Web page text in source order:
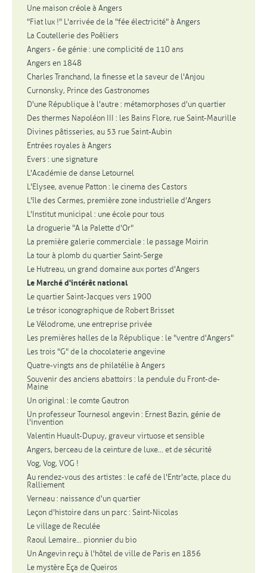
Une maison créole à Angers
"Fiat lux !" L'arrivée de la "fée électricité" à Angers
La Coutellerie des Poêliers
Angers - 6e génie : une complicité de 110 ans
Angers en 1848
Charles Tranchand, la finesse et la saveur de l'Anjou
Curnonsky, Prince des Gastronomes
D'une République à l'autre : métamorphoses d'un quartier
Des thermes Napoléon III : les Bains Flore, rue Saint-Maurille
Divines pâtisseries, au 53 rue Saint-Aubin
Entrées royales à Angers
Evers : une signature
L'Académie de danse Letournel
L'Elysee, avenue Patton : le cinema des Castors
L'île des Carmes, première zone industrielle d'Angers
L'Institut municipal : une école pour tous
La droguerie "A la Palette d'Or"
La première galerie commerciale : le passage Moirin
La tour à plomb du quartier Saint-Serge
Le Hutreau, un grand domaine aux portes d'Angers
Le Marché d'intérêt national
Le quartier Saint-Jacques vers 1900
Le trésor iconographique de Robert Brisset
Le Vélodrome, une entreprise privée
Les premières halles de la République : le "ventre d'Angers"
Les trois "G" de la chocolaterie angevine
Quatre-vingts ans de philatélie à Angers
Souvenir des anciens abattoirs : la pendule du Front-de-
Maine
Un original : le comte Gautron
Un professeur Tournesol angevin : Ernest Bazin, génie de
l'invention
Valentin Huault-Dupuy, graveur virtuose et sensible
Angers, berceau de la ceinture de luxe... et de sécurité
Vog, Vog, VOG !
Au rendez-vous des artistes : le café de l'Entr'acte, place du
Ralliement
Verneau : naissance d'un quartier
Leçon d'histoire dans un parc : Saint-Nicolas
Le village de Reculée
Raoul Lemaire... pionnier du bio
Un Angevin reçu à l'hôtel de ville de Paris en 1856
Le mystère Eça de Queiros